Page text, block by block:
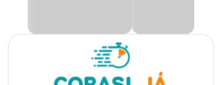
especial no site da Cobasi. Aproveite as vantagens do programa
também pode comprar pelo app ou em uma das lojas físicas.